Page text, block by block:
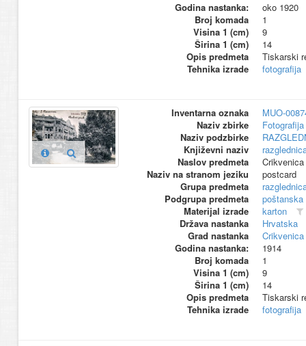
Godina nastanka:
oko 1920
Broj komada
1
Visina 1 (cm)
9
Širina 1 (cm)
14
Opis predmeta
Tiskarski
Tehnika izrade
fotografija
Inventarna oznaka
MUO-
Naziv zbirke
Naziv podzbirke
Književni naziv
Naslov predmeta
Naziv na stranom jeziku
postcard
Grupa predmeta
Podgrupa predmeta
poštanska
Materijal izrade
karton
Država nastanka
Hrvatska
Grad nastanka
Crikvenica
Godina nastanka:
1914
Broj komada
1
Visina 1 (cm)
9
Širina 1 (cm)
14
Opis predmeta
Tiskarski
Tehnika izrade
fotografija